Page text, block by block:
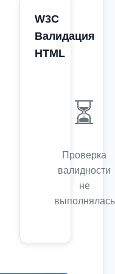
W3C
Валидация
HTML
⏳
Проверка
валидности
не
выполнялась